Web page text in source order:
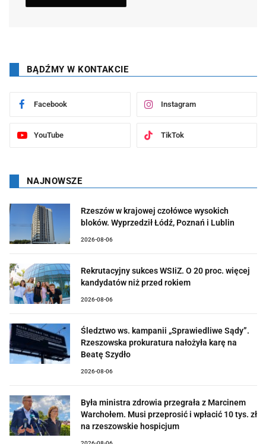
BĄDŹMY W KONTAKCIE
Facebook Instagram
YouTube TikTok
NAJNOWSZE
Rzeszów w krajowej czołówce wysokich
bloków. Wyprzedził Łódź, Poznań i Lublin
2026-08-06
Rekrutacyjny sukces WSIiZ. O 20 proc. więcej
kandydatów niż przed rokiem
2026-08-06
Śledztwo ws. kampanii „Sprawiedliwe Sądy”.
Rzeszowska prokuratura nałożyła karę na
Beatę Szydło
2026-08-06
Była ministra zdrowia przegrała z Marcinem
Warchołem. Musi przeprosić i wpłacić 10 tys. zł
na rzeszowskie hospicjum